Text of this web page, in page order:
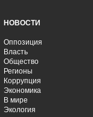
НОВОСТИ
Оппозиция
Власть
Общество
Регионы
Коррупция
Экономика
В мире
Экология